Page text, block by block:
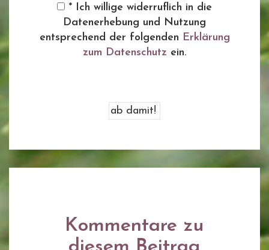
* Ich willige widerruflich in die
Datenerhebung und Nutzung
entsprechend der folgenden Erklärung
zum Datenschutz ein.
Kommentare zu